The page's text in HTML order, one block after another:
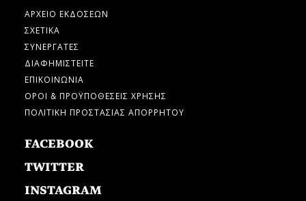
ΑΡΧΕΙΟ ΕΚΔΟΣΕΩΝ
ΣΧΕΤΙΚΑ
ΣΥΝΕΡΓΑΤΕΣ
ΔΙΑΦΗΜΙΣΤΕΙΤΕ
ΕΠΙΚΟΙΝΩΝΙΑ
ΟΡΟΙ & ΠΡΟΫΠΟΘΕΣΕΙΣ ΧΡΗΣΗΣ
ΠΟΛΙΤΙΚΗ ΠΡΟΣΤΑΣΙΑΣ ΑΠΟΡΡΗΤΟΥ
FACEBOOK
TWITTER
INSTAGRAM